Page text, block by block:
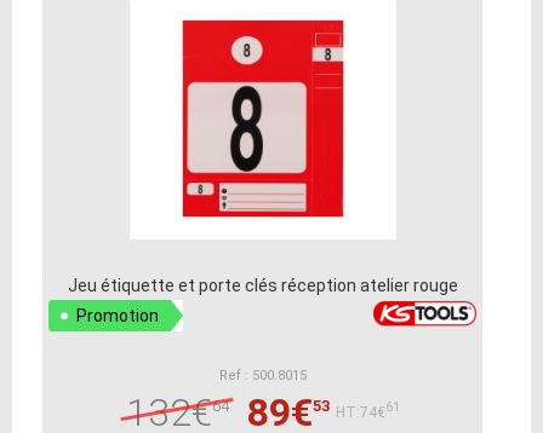
Jeu étiquette et porte clés réception atelier rouge
Promotion
Ref : 500.8015
132€64 89€53 HT:74€61